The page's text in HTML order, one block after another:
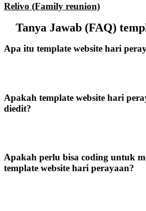
Relivo (Family reunion)
Tanya Jawab (FAQ)
Apa itu template website hari
Apakah template website hari
diedit?
Apakah perlu bisa coding untuk
template website hari perayaan?